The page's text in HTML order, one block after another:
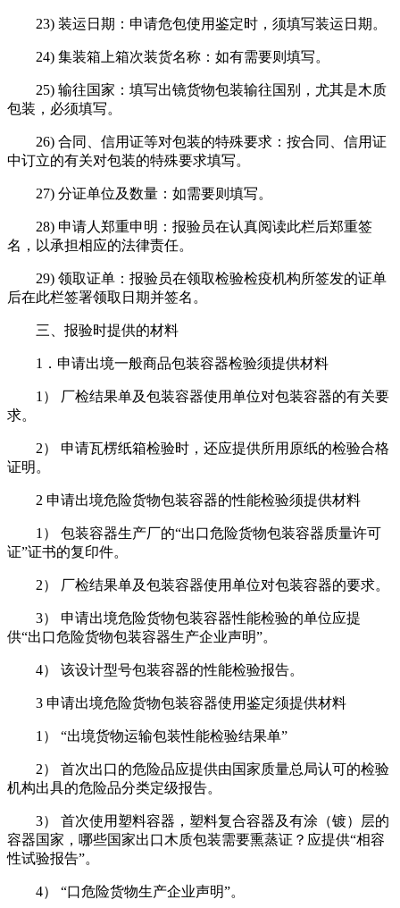
23) 装运日期：申请危包使用鉴定时，须填写装运日期。
24) 集装箱上箱次装货名称：如有需要则填写。
25) 输往国家：填写出镜货物包装输往国别，尤其是木质
包装，必须填写。
26) 合同、信用证等对包装的特殊要求：按合同、信用证
中订立的有关对包装的特殊要求填写。
27) 分证单位及数量：如需要则填写。
28) 申请人郑重申明：报验员在认真阅读此栏后郑重签
名，以承担相应的法律责任。
29) 领取证单：报验员在领取检验检疫机构所签发的证单
后在此栏签署领取日期并签名。
三、报验时提供的材料
1．申请出境一般商品包装容器检验须提供材料
1） 厂检结果单及包装容器使用单位对包装容器的有关要
求。
2） 申请瓦楞纸箱检验时，还应提供所用原纸的检验合格
证明。
2 申请出境危险货物包装容器的性能检验须提供材料
1） 包装容器生产厂的“出口危险货物包装容器质量许可
证”证书的复印件。
2） 厂检结果单及包装容器使用单位对包装容器的要求。
3） 申请出境危险货物包装容器性能检验的单位应提
供“出口危险货物包装容器生产企业声明”。
4） 该设计型号包装容器的性能检验报告。
3 申请出境危险货物包装容器使用鉴定须提供材料
1） “出境货物运输包装性能检验结果单”
2） 首次出口的危险品应提供由国家质量总局认可的检验
机构出具的危险品分类定级报告。
3） 首次使用塑料容器，塑料复合容器及有涂（镀）层的
容器国家，哪些国家出口木质包装需要熏蒸证？应提供“相容
性试验报告”。
4） “口危险货物生产企业声明”。